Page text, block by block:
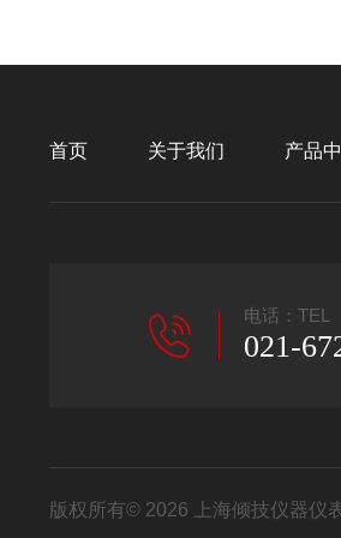
首页 关于我们 产品
电话：TEL
021-
版权所有© 2026 上海倾技仪器